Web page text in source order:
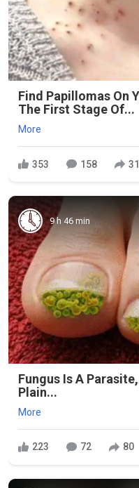
Find Papillomas On
The First Stage Of...
More
353 158
9 h 46 min
Fungus Is A
Plain...
More
223 72 80